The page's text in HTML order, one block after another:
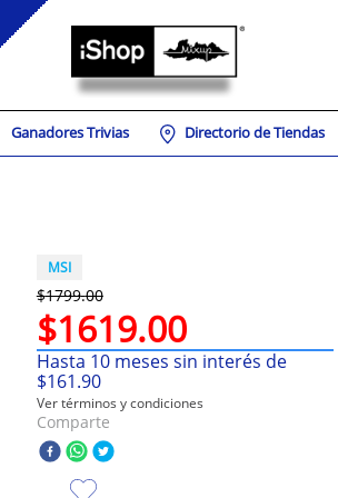
Ganadores Trivias Directorio de Tiendas
MSI
$1799.00
$1619.00
Hasta 10meses sin interés de
$161.90
Ver términos y condiciones
Comparte